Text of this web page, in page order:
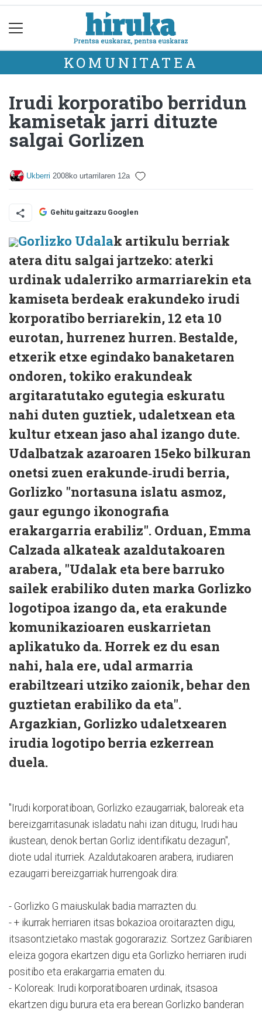
KOMUNITATEA
Irudi korporatibo berridun
kamisetak jarri dituzte
salgai Gorlizen
Ukberri 2008ko urtarrilaren 12a
Gehitu gaitzazu Googlen
Gorlizko Udalak artikulu berriak
atera ditu salgai jartzeko: aterki
urdinak udalerriko armarriarekin eta
kamiseta berdeak erakundeko irudi
korporatibo berriarekin, 12 eta 10
eurotan, hurrenez hurren. Bestalde,
etxerik etxe egindako banaketaren
ondoren, tokiko erakundeak
argitaratutako egutegia eskuratu
nahi duten guztiek, udaletxean eta
kultur etxean jaso ahal izango dute.
Udalbatzak azaroaren 15eko bilkuran
onetsi zuen erakunde‑irudi berria,
Gorlizko "nortasuna islatu asmoz,
gaur egungo ikonografia
erakargarria erabiliz". Orduan, Emma
Calzada alkateak azaldutakoaren
arabera, "Udalak eta bere barruko
sailek erabiliko duten marka Gorlizko
logotipoa izango da, eta erakunde
komunikazioaren euskarrietan
aplikatuko da. Horrek ez du esan
nahi, hala ere, udal armarria
erabiltzeari utziko zaionik, behar den
guztietan erabiliko da eta".
Argazkian, Gorlizko udaletxearen
irudia logotipo berria ezkerrean
duela.
"Irudi korporatiboan, Gorlizko ezaugarriak, baloreak eta
bereizgarritasunak isladatu nahi izan ditugu, Irudi hau
ikustean, denok bertan Gorliz identifikatu dezagun",
diote udal iturriek. Azaldutakoaren arabera, irudiaren
ezaugarri bereizgarriak hurrengoak dira:
- Gorlizko G maiuskulak badia marrazten du.
- + ikurrak herriaren itsas bokazioa oroitarazten digu,
itsasontzietako mastak gogoraraziz. Sortzez Garibiaren
eleiza gogora ekartzen digu eta Gorlizko herriaren irudi
positibo eta erakargarria ematen du.
- Koloreak: Irudi korporatiboaren urdinak, itsasoa
ekartzen digu burura eta era berean Gorlizko banderan